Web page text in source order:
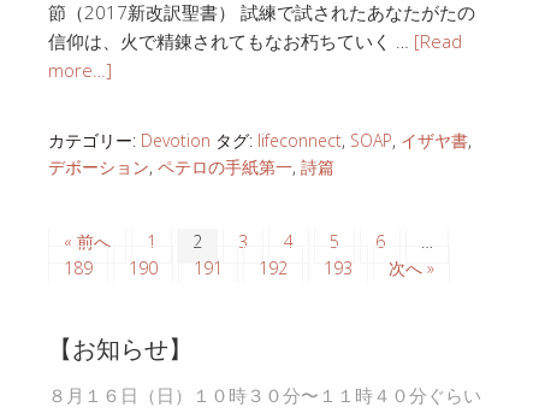
節（2017新改訳聖書） 試練で試されたあなたがたの
信仰は、火で精錬されてもなお朽ちていく … [Read
more…]
カテゴリー: Devotion タグ: lifeconnect, SOAP, イザヤ書,
デボーション, ペテロの手紙第一, 詩篇
« 前へ 1 2 3 4 5 6
…
189
190 191 192 193 次へ »
【お知らせ】
８月１６日（日）１０時３０分〜１１時４０分ぐらい